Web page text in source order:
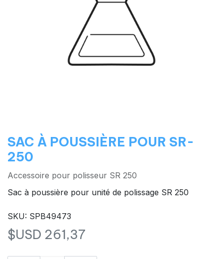
SAC À POUSSIÈRE POUR SR-
250
Accessoire pour polisseur SR 250
Sac à poussière pour unité de polissage SR 250
SKU: SPB49473
$USD 261,37